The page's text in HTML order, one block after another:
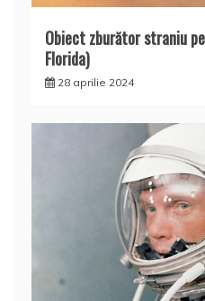
Obiect zburător straniu
Florida)
28 aprilie 2024